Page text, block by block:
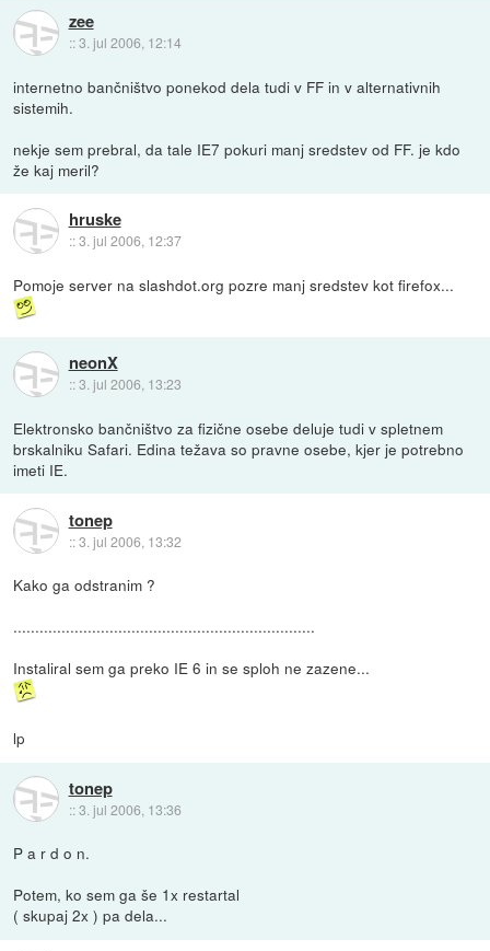
zee
::3. jul 2006, 12:14
internetno bančništvo ponekod dela tudi v FF in v alternativnih
sistemih.
nekje sem prebral, da tale IE7 pokuri manj sredstev od FF. je kdo
že kaj meril?
hruske
::3. jul 2006, 12:37
Pomoje server na slashdot.org pozre manj sredstev kot firefox...
neonX
::3. jul 2006, 13:23
Elektronsko bančništvo za fizične osebe deluje tudi v spletnem
brskalniku Safari. Edina težava so pravne osebe, kjer je potrebno
imeti IE.
tonep
::3. jul 2006, 13:32
Kako ga odstranim ?
.....................................................................
Instaliral sem ga preko IE 6 in se sploh ne zazene...
lp
tonep
::3. jul 2006, 13:36
P a r d o n.
Potem, ko sem ga še 1x restartal
( skupaj 2x ) pa dela...